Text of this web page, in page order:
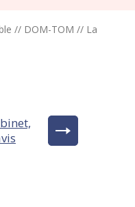
// DOM-TOM // La